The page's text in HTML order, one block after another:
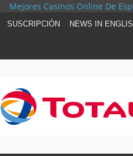
Mejores Casinos Online De
SUSCRIPCIÓN NEWS IN